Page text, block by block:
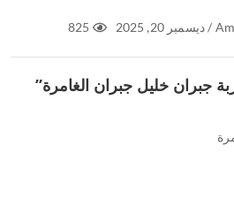
/ديسمبر 20, 2025
جبران خليل جبران الغامرة”